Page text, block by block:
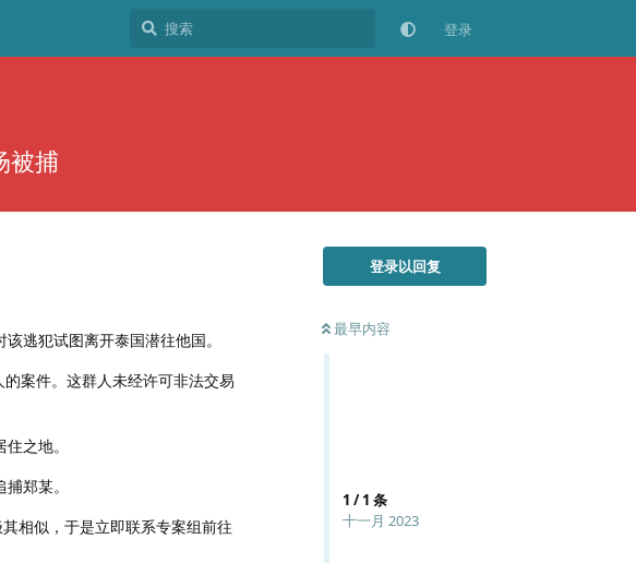
登录
被捕
登录以回复
最早内容
1 /1 条
十一月 2023
逃犯试图离开泰国潜往他国。
案件。这群人未经许可非法交易
之地。
郑某。
相似，于是立即联系专案组前往